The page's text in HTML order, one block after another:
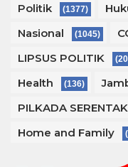
Politik (1377)
Nasional (1045)
LIPSUS POLITIK
Health (136)
PILKADA
Home and Family